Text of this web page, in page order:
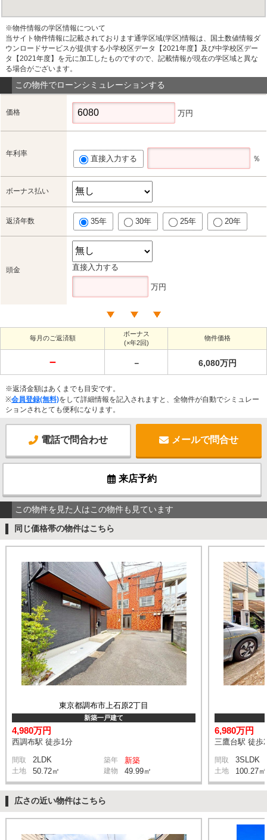
※物件情報の学区情報について
当サイト物件情報に記載されております通学区域(学区)情報は、国土数値情報ダ
ウンロードサービスが提供する小学校区データ【2021年度】及び中学校区デー
タ【2021年度】を元に加工したものですので、記載情報が現在の学区域と異な
る場合がございます。
この物件でローンシミュレーションする
価格 万円
年利率
直接入力する ％
ボーナス払い
返済年数 35年 30年 25年 20年
頭金 直接入力する
万円
毎月のご返済額
ボーナス
(×年2回)
物件価格
－ － 6,080万円
※返済金額はあくまでも目安です。
※会員登録(無料)をして詳細情報を記入されますと、全物件が自動でシミュレー
ションされとても便利になります。
電話で問合わせ メールで問合せ
来店予約
この物件を見た人はこの物件も見ています
同じ価格帯の物件はこちら
東京都調布市上石原2丁目
新築一戸建て
4,980万円
西調布駅 徒歩1分
間取 2LDK 築年 新築
土地 50.72㎡ 建物 49.99㎡
6,980万円
三鷹台駅 徒歩
間取 3SLDK
土地 100.27㎡
広さの近い物件はこちら